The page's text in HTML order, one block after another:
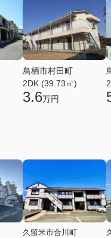
鳥栖市村田町
2DK (39.73㎡)
3.6万円
久留米市合川町